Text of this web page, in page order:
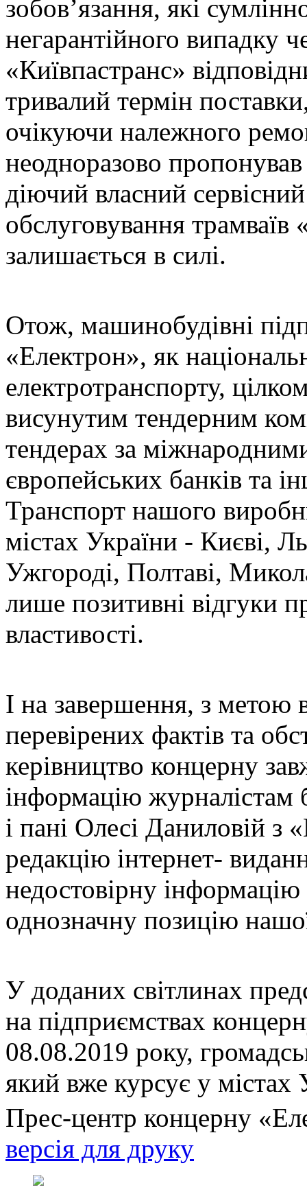
зобов’язання, які
негарантійного випадку
«Київпастранс»
тривалий термін
очікуючи належного
неодноразово пропонував
діючий власний
обслуговування
залишається в силі.
Отож, машинобудівні
«Електрон», як
електротранспорту,
висунутим тендерним
тендерах за
європейських банків та
Транспорт нашого
містах України - Києві,
Ужгороді, Полтаві,
лише позитивні відгуки
властивості.
І на завершення, з метою
перевірених фактів та
керівництво концерну
інформацію журналістам
і пані Олесі Даниловій
редакцію інтернет-
недостовірну інформацію
однозначну позицію
У доданих світлинах
на підприємствах
08.08.2019 року,
який вже курсує у містах
Прес-центр концерну
версія для друку